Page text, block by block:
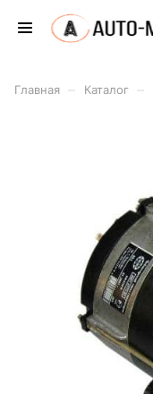
Главная Каталог